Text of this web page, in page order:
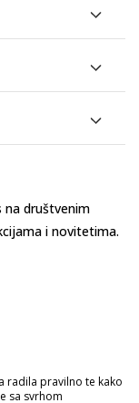
na društvenim
i novitetima.
radila pravilno te kako
sa svrhom